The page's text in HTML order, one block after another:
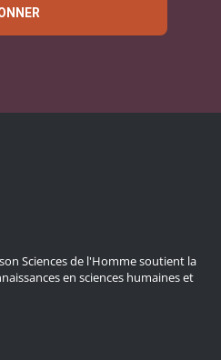
Sciences de l'Homme soutient la
en sciences humaines et